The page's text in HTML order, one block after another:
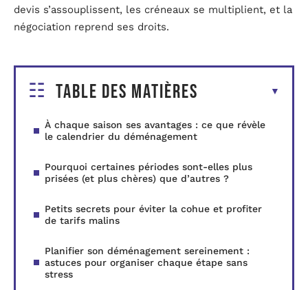
devis s’assouplissent, les créneaux se multiplient, et la
négociation reprend ses droits.
Table des matières
À chaque saison ses avantages : ce que révèle
le calendrier du déménagement
Pourquoi certaines périodes sont-elles plus
prisées (et plus chères) que d’autres ?
Petits secrets pour éviter la cohue et profiter
de tarifs malins
Planifier son déménagement sereinement :
astuces pour organiser chaque étape sans
stress